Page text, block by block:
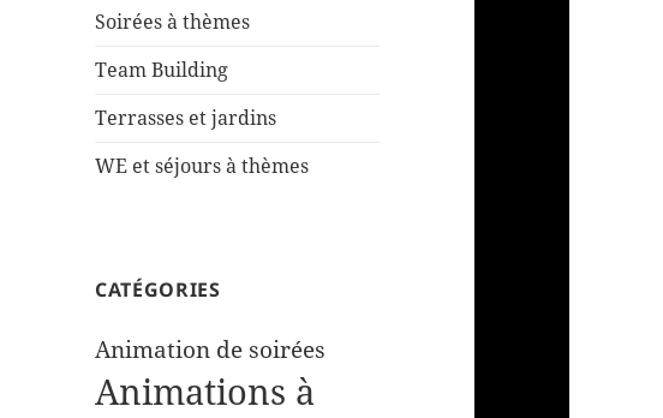
Soirées à thèmes
Team Building
Terrasses et jardins
WE et séjours à thèmes
CATÉGORIES
Animation de soirées
Animations à